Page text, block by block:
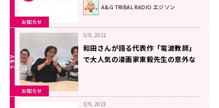
お知らせ
A&G TRIBAL RADIO エジソン
お知らせ
3/9, 2021
和田さんが語る代表作「電波教師」
で大人気の漫画家東毅先生の意外な
3/9, 2021